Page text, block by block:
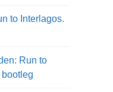
to Interlagos.
Run to
bootleg